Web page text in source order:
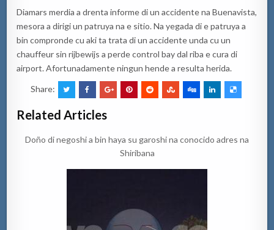
Diamars merdia a drenta informe di un accidente na Buenavista,
mesora a dirigi un patruya na e sitio. Na yegada di e patruya a
bin compronde cu aki ta trata di un accidente unda cu un
chauffeur sin rijbewijs a perde control bay dal riba e cura di
airport. Afortunadamente ningun hende a resulta herida.
Share:
Related Articles
Doño di negoshi a bin haya su garoshi na conocido adres na
Shiribana